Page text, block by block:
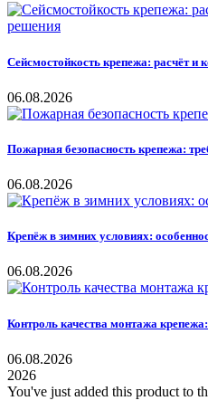
Сейсмостойкость крепежа: расчёт и
06.08.2026
Пожарная безопасность крепежа:
06.08.2026
Крепёж в зимних условиях:
06.08.2026
Контроль качества монтажа
06.08.2026
2026
You've just added this product to